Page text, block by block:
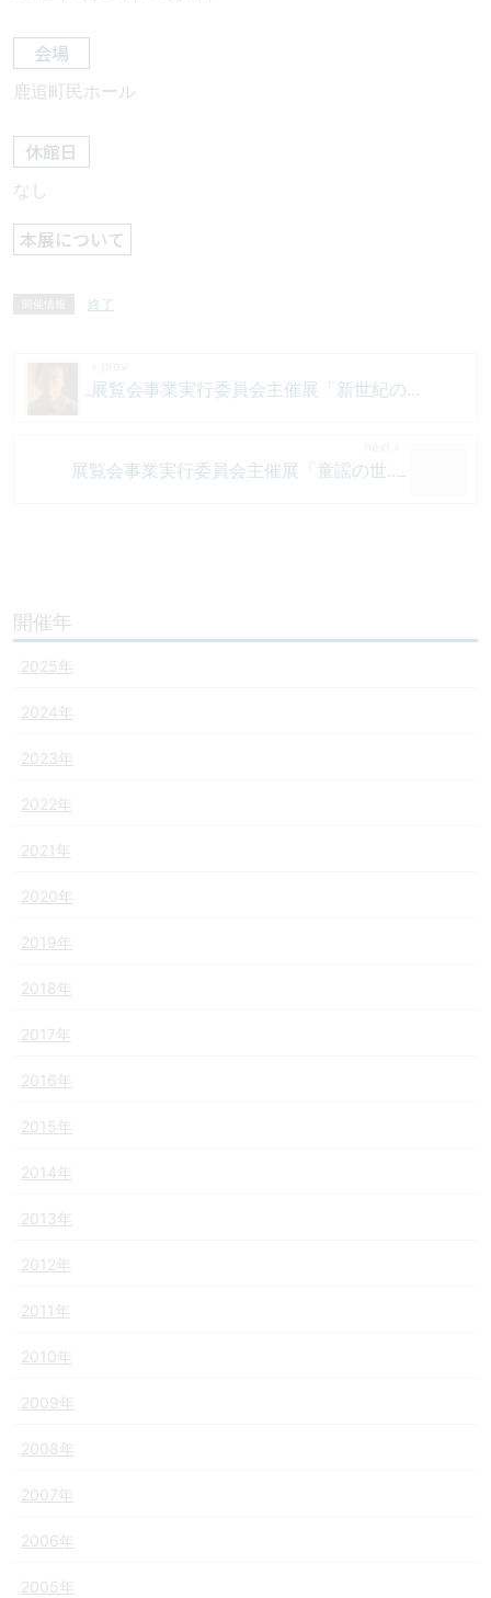
会場
鹿追町民ホール
休館日
なし
本展について
終了
展覧会事業実行委員会主催展「新世紀の...
展覧会事業実行委員会主催展「童謡の世...
開催年
2025年
2024年
2023年
2022年
2021年
2020年
2019年
2018年
2017年
2016年
2015年
2014年
2013年
2012年
2011年
2010年
2009年
2008年
2007年
2006年
2005年